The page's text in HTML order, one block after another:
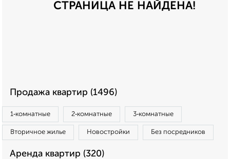
СТРАНИЦА НЕ НАЙДЕНА!
Продажа квартир (1496)
1‑комнатные 2‑комнатные 3‑комнатные
Вторичное жилье Новостройки Без посредников
Аренда квартир (320)